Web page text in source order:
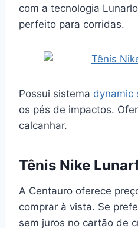
com a tecnologia
perfeito para corridas.
Possui sistema dynamic
os pés de impactos.
calcanhar.
Tênis Nike
A Centauro oferece
comprar à vista. Se
sem juros no cartão de